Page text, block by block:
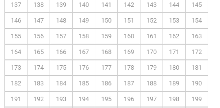
137 138 139 140 141 142 143 144 145
146 147 148 149 150 151 152 153 154
155 156 157 158 159 160 161 162 163
164 165 166 167 168 169 170 171 172
173 174 175 176 177 178 179 180 181
182 183 184 185 186 187 188 189 190
191 192 193 194 195 196 197 198 199